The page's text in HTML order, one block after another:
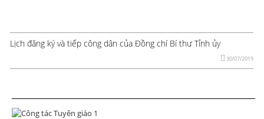
Lịch đăng ký và tiếp công dân của Đồng chí Bí thư Tỉnh ủy
30/07/2019